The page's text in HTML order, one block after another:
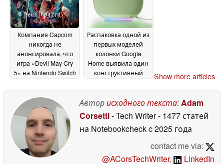
откажется от дисков
06 July 2026
Компания Capcom
никогда не
анонсировала, что
игра «Devil May Cry
5» на Nintendo Switch
кадров в секунду,
превосходя по
производительности
версию для PS428
June 2026
Распаковка одной из
первых моделей
колонки Google
Home выявила один
конструктивный
Show more articles
Авторисходного текста:Adam
Corsetti- Tech Writer- 1477 статей
на Notebookcheckc 2025 года
contact me via:
@ACorsTechWriter, LinkedIn